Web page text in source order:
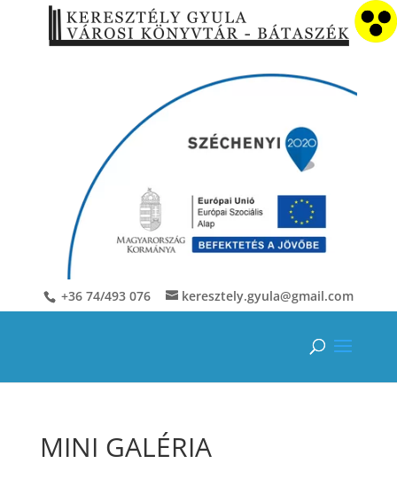
+36 74/493 076 keresztely.gyula@gmail.com
MINI GALÉRIA